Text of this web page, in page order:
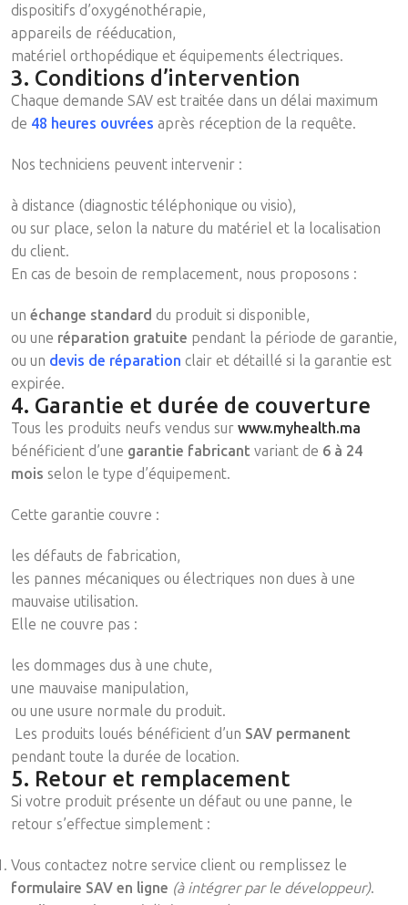
dispositifs d’oxygénothérapie,
appareils de rééducation,
matériel orthopédique et équipements électriques.
3. Conditions d’intervention
Chaque demande SAV est traitée dans un délai maximum
de 48 heures ouvrées après réception de la requête.
Nos techniciens peuvent intervenir :
à distance (diagnostic téléphonique ou visio),
ou sur place, selon la nature du matériel et la localisation
du client.
En cas de besoin de remplacement, nous proposons :
un échange standard du produit si disponible,
ou une réparation gratuite pendant la période de garantie,
ou un devis de réparation clair et détaillé si la garantie est
expirée.
4. Garantie et durée de couverture
Tous les produits neufs vendus sur www.myhealth.ma
bénéficient d’une garantie fabricant variant de 6 à 24
mois selon le type d’équipement.
Cette garantie couvre :
les défauts de fabrication,
les pannes mécaniques ou électriques non dues à une
mauvaise utilisation.
Elle ne couvre pas :
les dommages dus à une chute,
une mauvaise manipulation,
ou une usure normale du produit.
Les produits loués bénéficient d’un SAV permanent
pendant toute la durée de location.
5. Retour et remplacement
Si votre produit présente un défaut ou une panne, le
retour s’effectue simplement :
Vous contactez notre service client ou remplissez le
formulaire SAV en ligne (à intégrer par le développeur).